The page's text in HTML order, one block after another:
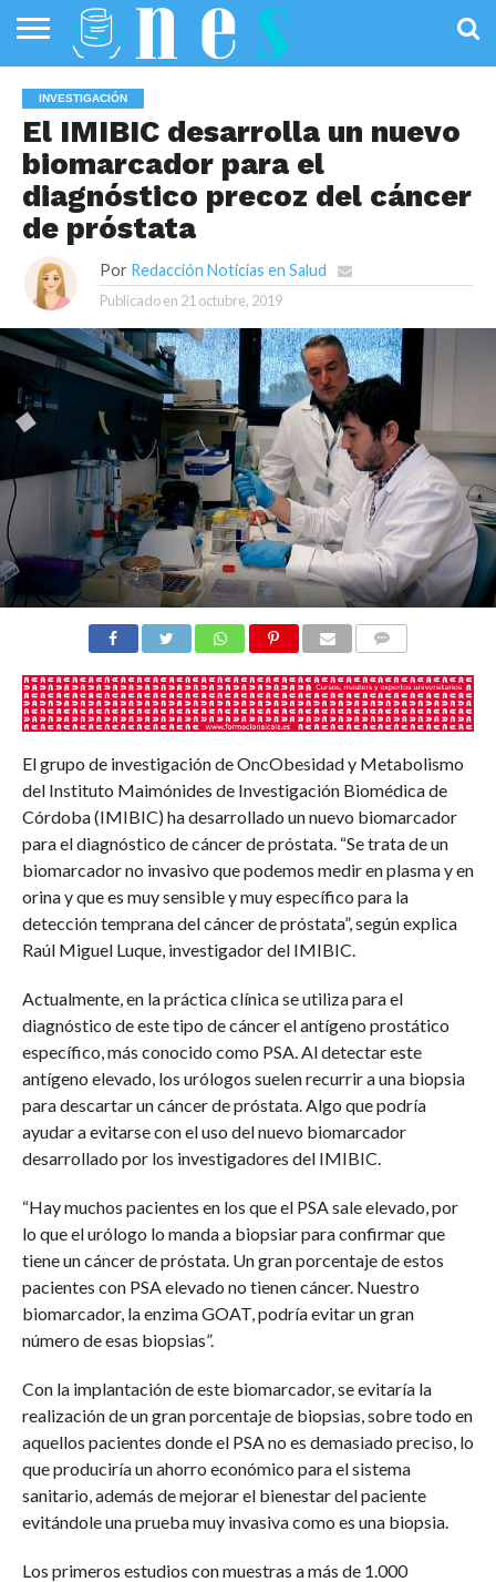
PÚBLICA
SANIDAD
INVESTIGACIÓN
ENTREVISTAS
PROFESIONALES
DE LA SALUD
INFOGRAFÍAS
DE SALUD
OPINIÓN
INVESTIGACIÓN
El IMIBIC desarrolla un nuevo
biomarcador para el
diagnóstico precoz del cáncer
de próstata
Por Redacción Noticias en Salud
Publicado en 21 octubre, 2019
El grupo de investigación de OncObesidad y Metabolismo
del Instituto Maimónides de Investigación Biomédica de
Córdoba (IMIBIC) ha desarrollado un nuevo biomarcador
para el diagnóstico de cáncer de próstata. “Se trata de un
biomarcador no invasivo que podemos medir en plasma y en
orina y que es muy sensible y muy específico para la
detección temprana del cáncer de próstata”, según explica
Raúl Miguel Luque, investigador del IMIBIC.
Actualmente, en la práctica clínica se utiliza para el
diagnóstico de este tipo de cáncer el antígeno prostático
específico, más conocido como PSA. Al detectar este
antígeno elevado, los urólogos suelen recurrir a una biopsia
para descartar un cáncer de próstata. Algo que podría
ayudar a evitarse con el uso del nuevo biomarcador
desarrollado por los investigadores del IMIBIC.
“Hay muchos pacientes en los que el PSA sale elevado, por
lo que el urólogo lo manda a biopsiar para confirmar que
tiene un cáncer de próstata. Un gran porcentaje de estos
pacientes con PSA elevado no tienen cáncer. Nuestro
biomarcador, la enzima GOAT, podría evitar un gran
número de esas biopsias”.
Con la implantación de este biomarcador, se evitaría la
realización de un gran porcentaje de biopsias, sobre todo en
aquellos pacientes donde el PSA no es demasiado preciso, lo
que produciría un ahorro económico para el sistema
sanitario, además de mejorar el bienestar del paciente
evitándole una prueba muy invasiva como es una biopsia.
Los primeros estudios con muestras a más de 1.000